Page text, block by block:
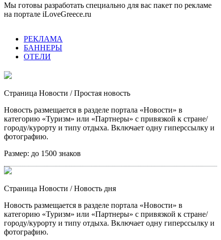
Мы готовы разработать специально для вас пакет по рекламе
на портале iLoveGreece.ru
РЕКЛАМА
БАННЕРЫ
ОТЕЛИ
Страница Новости / Простая новость
Новость размещается в разделе портала «Новости» в
категорию «Туризм» или «Партнеры» с привязкой к стране/
городу/курорту и типу отдыха. Включает одну гиперссылку и
фотографию.
Размер: до 1500 знаков
Страница Новости / Новость дня
Новость размещается в разделе портала «Новости» в
категорию «Туризм» или «Партнеры» с привязкой к стране/
городу/курорту и типу отдыха. Включает одну гиперссылку и
фотографию.